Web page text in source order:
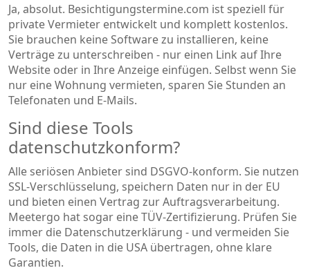
Ja, absolut. Besichtigungstermine.com ist speziell für
private Vermieter entwickelt und komplett kostenlos.
Sie brauchen keine Software zu installieren, keine
Verträge zu unterschreiben - nur einen Link auf Ihre
Website oder in Ihre Anzeige einfügen. Selbst wenn Sie
nur eine Wohnung vermieten, sparen Sie Stunden an
Telefonaten und E-Mails.
Sind diese Tools
datenschutzkonform?
Alle seriösen Anbieter sind DSGVO-konform. Sie nutzen
SSL-Verschlüsselung, speichern Daten nur in der EU
und bieten einen Vertrag zur Auftragsverarbeitung.
Meetergo hat sogar eine TÜV-Zertifizierung. Prüfen Sie
immer die Datenschutzerklärung - und vermeiden Sie
Tools, die Daten in die USA übertragen, ohne klare
Garantien.